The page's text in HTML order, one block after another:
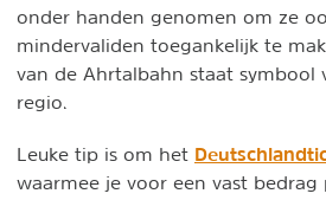
onder handen genomen om ze
mindervaliden toegankelijk te
van de Ahrtalbahn staat symbool
regio.
Leuke tip is om het
waarmee je voor een vast